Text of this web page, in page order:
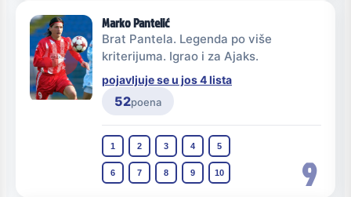
9
Marko Pantelić
Brat Pantela. Legenda po više
kriterijuma. Igrao i za Ajaks.
pojavljuje se u jos 4 lista
52poena
1 2 3 4 5
6 7 8 9 10